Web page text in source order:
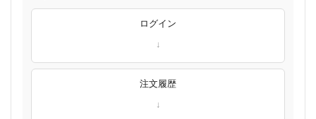
ログイン
注文履歴